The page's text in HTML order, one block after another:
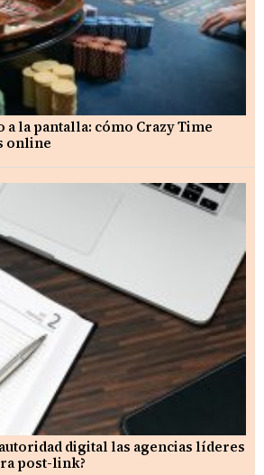
la pantalla: cómo Crazy Time
online
digital las agencias líderes
post-link?